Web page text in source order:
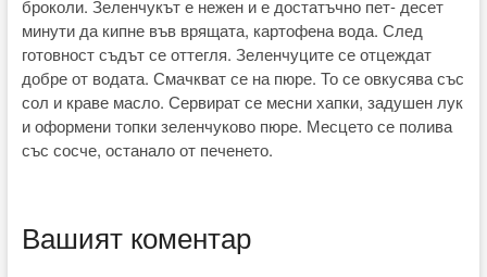
броколи. Зеленчукът е нежен и е достатъчно пет- десет
минути да кипне във врящата, картофена вода. След
готовност съдът се оттегля. Зеленчуците се отцеждат
добре от водата. Смачкват се на пюре. То се овкусява със
сол и краве масло. Сервират се месни хапки, задушен лук
и оформени топки зеленчуково пюре. Месцето се полива
със сосче, останало от печенето.
Вашият коментар